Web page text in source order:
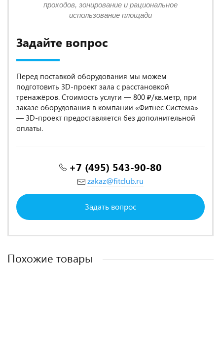
Задайте вопрос
Перед поставкой оборудования мы можем
подготовить 3D-проект зала с расстановкой
тренажёров. Стоимость услуги — 800 ₽/кв.метр, при
заказе оборудования в компании «Фитнес Система»
— 3D-проект предоставляется без дополнительной
оплаты.
+7 (495) 543-90-80
zakaz@fitclub.ru
Задать вопрос
проходов, зонирование и рациональное
использование площади
Похожие товары